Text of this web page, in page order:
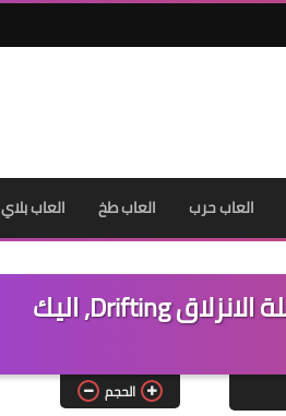
العاب حرب العاب طخ العاب
كيف تختبر ذراع تحكم PS5 ما اذا كانت تعاني من مشكلة الانزلاق Drifting, اليك
الحجم